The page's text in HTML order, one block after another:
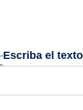
Escriba el